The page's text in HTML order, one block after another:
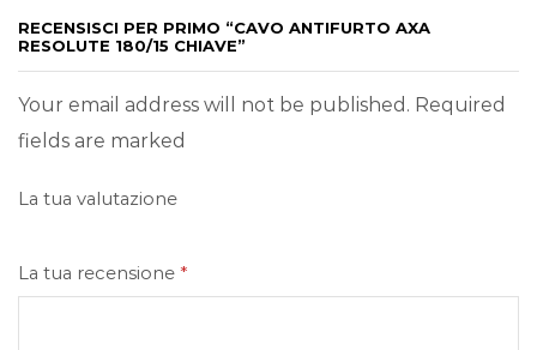
RECENSISCI PER PRIMO “CAVO ANTIFURTO AXA
RESOLUTE 180/15 CHIAVE”
Your email address will not be published. Required
fields are marked
La tua valutazione
La tua recensione *